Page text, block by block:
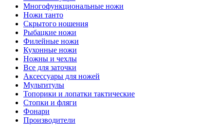
Многофункциональные ножи
Ножи танто
Скрытого ношения
Рыбацкие ножи
Филейные ножи
Кухонные ножи
Ножны и чехлы
Все для заточки
Аксессуары для ножей
Мультитулы
Топорики и лопатки тактические
Стопки и фляги
Фонари
Производители